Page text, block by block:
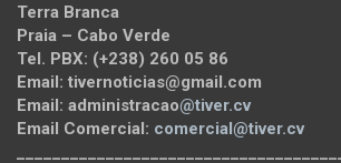
Terra Branca
Praia – Cabo Verde
Tel. PBX: (+238) 260 05 86
Email: tivernoticias@gmail.com
Email: administracao@tiver.cv
Email Comercial: comercial@tiver.cv